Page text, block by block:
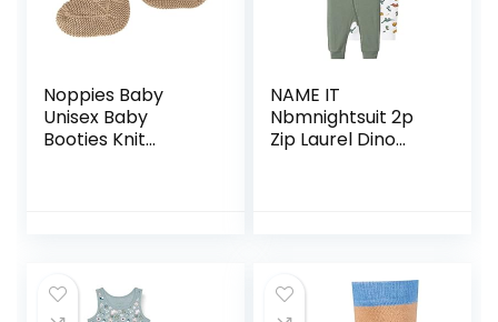
Noppies Baby
Unisex Baby
Booties Knit
NAME IT
Nbmnightsuit 2p
Zip Laurel Dino